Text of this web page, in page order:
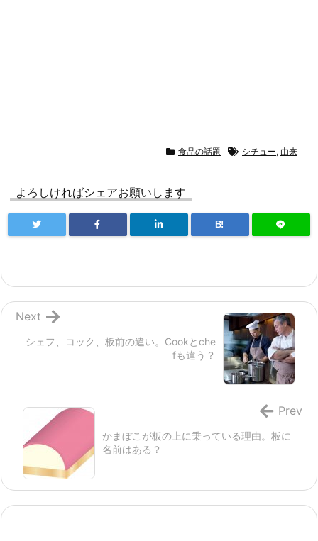
食品の話題 シチュー, 由来
よろしければシェアお願いします
B!
シェフ、コック、板前の違い。Cookとche
fも違う？
Next
かまぼこが板の上に乗っている理由。板に
名前はある？
Prev